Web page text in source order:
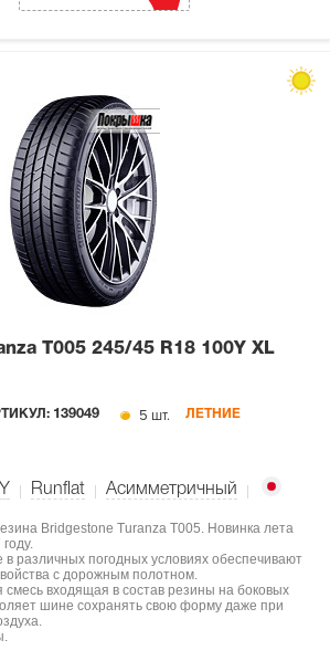
T005 245/45 R18 100Y XL
139049 5 шт. ЛЕТНИЕ
Y Runflat Асимметричный
Bridgestone Turanza T005. Новинка лета
различных погодных условиях обеспечивают
с дорожным полотном.
входящая в состав резины на боковых
шине сохранять свою форму даже при